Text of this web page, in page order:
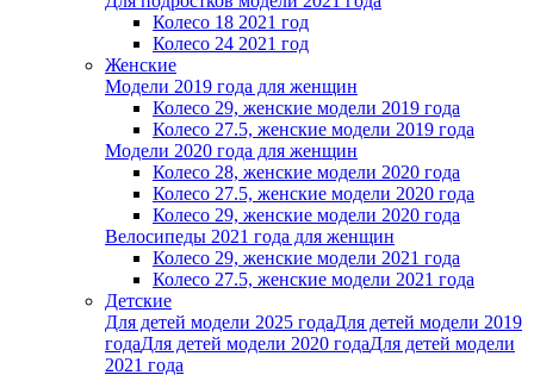
Колесо 18 2021 год
Колесо 24 2021 год
Женскиe
Модели 2019 года для женщин
Колесо 29, женские модели 2019 года
Колесо 27.5, женские модели 2019 года
Модели 2020 года для женщин
Колесо 28, женские модели 2020 года
Колесо 27.5, женские модели 2020 года
Колесо 29, женские модели 2020 года
Велосипеды 2021 года для женщин
Колесо 29, женские модели 2021 года
Колесо 27.5, женские модели 2021 года
Детские
Для детей модели 2025 годаДля детей модели 2019
годаДля детей модели 2020 годаДля детей модели
2021 года